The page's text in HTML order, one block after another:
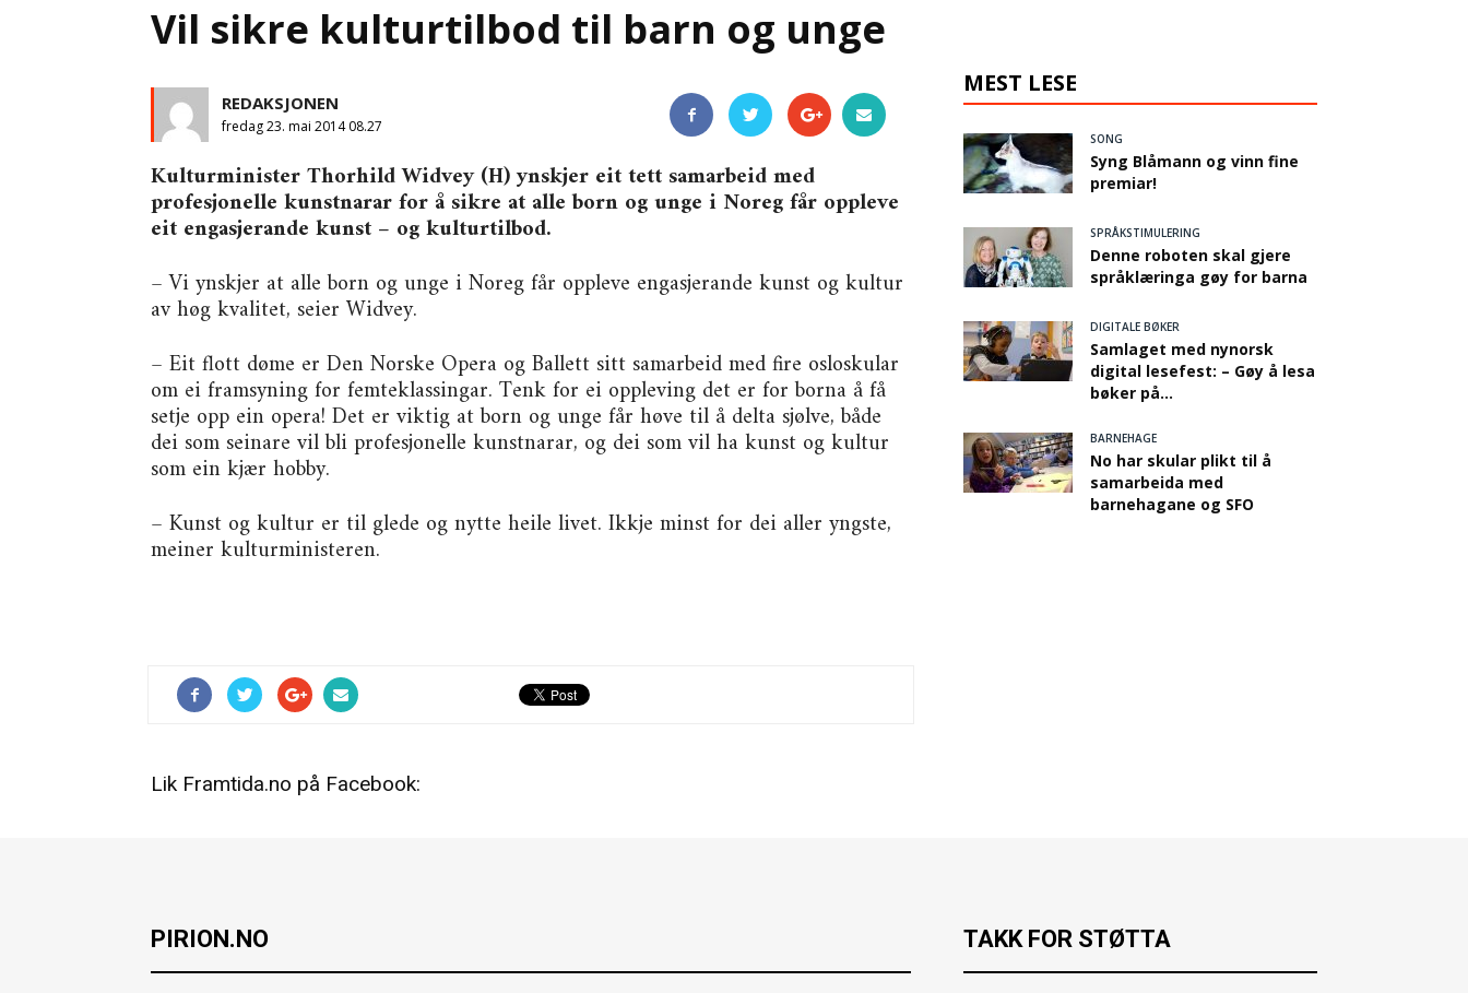
Vil sikre kulturtilbod til barn og unge
REDAKSJONEN
fredag 23. mai 2014 08.27
Kulturminister Thorhild Widvey (H) ynskjer eit tett samarbeid med
profesjonelle kunstnarar for å sikre at alle born og unge i Noreg får oppleve
eit engasjerande kunst – og kulturtilbod.
– Vi ynskjer at alle born og unge i Noreg får oppleve engasjerande kunst og kultur
av høg kvalitet, seier Widvey.
– Eit flott døme er Den Norske Opera og Ballett sitt samarbeid med fire osloskular
om ei framsyning for femteklassingar. Tenk for ei oppleving det er for borna å få
setje opp ein opera! Det er viktig at born og unge får høve til å delta sjølve, både
dei som seinare vil bli profesjonelle kunstnarar, og dei som vil ha kunst og kultur
som ein kjær hobby.
– Kunst og kultur er til glede og nytte heile livet. Ikkje minst for dei aller yngste,
meiner kulturministeren.
Lik Framtida.no på Facebook:
MEST LESE
SONG
Syng Blåmann og vinn fine
premiar!
SPRÅKSTIMULERING
Denne roboten skal gjere
språklæringa gøy for barna
DIGITALE BØKER
Samlaget med nynorsk
digital lesefest: – Gøy å lesa
bøker på...
BARNEHAGE
No har skular plikt til å
samarbeida med
barnehagane og SFO
PIRION.NO TAKK FOR STØTTA